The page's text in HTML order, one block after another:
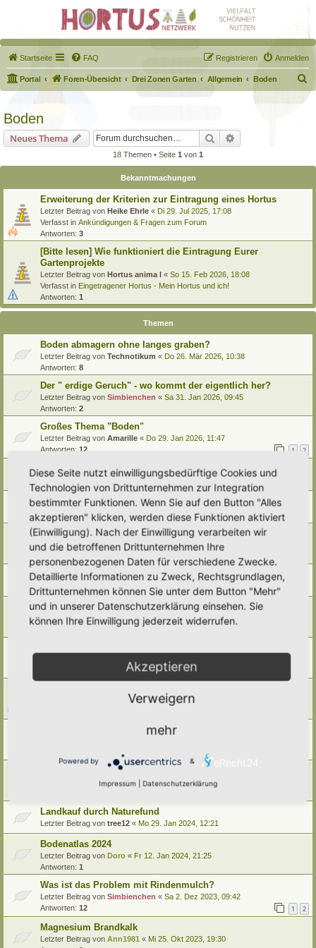
Startseite FAQ Anmelden
Registrieren
Portal Foren-Übersicht Drei Zonen Garten Allgemein Boden
u
Boden
Neues Thema Suche
18 Themen • Seite 1 von 1
Bekanntmachungen
Erweiterung der Kriterien zur Eintragung eines Hortus
Letzter Beitrag von Heike Ehrle « Di 29. Jul 2025, 17:08
Verfasst in Ankündigungen & Fragen zum Forum
Antworten: 3
[Bitte lesen] Wie funktioniert die Eintragung Eurer
Gartenprojekte
Letzter Beitrag von Hortus anima l « So 15. Feb 2026, 18:08
Verfasst in Eingetragener Hortus - Mein Hortus und ich!
Antworten: 1
Themen
Boden abmagern ohne langes graben?
Letzter Beitrag von Technotikum « Do 26. Mär 2026, 10:38
Antworten: 8
Der " erdige Geruch" - wo kommt der eigentlich her?
Letzter Beitrag von Simbienchen « Sa 31. Jan 2026, 09:45
Antworten: 2
Großes Thema "Boden"
Letzter Beitrag von Amarille « Do 29. Jan 2026, 11:47
Antworten: 12 1 2
Boden des Jahres 2026 - Der Archivboden
Mi 17. Dez 2025, 11:51
Boden"Aufbereitung mit Erlen
Letzter Beitrag von Somnia Mo 8. Dez 2025, 10:37
Bedrohung für unser heimisches Bodenökosystem
Letzter Beitrag vonfarbenfroh «Fr 31. Jan 2025, 21:13
Antworten:
Bodenarten/ Bodentypen/ Bodenbestimmung
Letzter Beitrag von Simbienchen« Di 28. Jan 2025, 13:23
Mit Moosen mulchen....?
Letzter Beitrag vonAnn1981 «Do 9. Jan 2025, 10:04
Fr 3. Jan 2025, 09:14
tree12«So 22. Dez 2024, 16:20
Letzter Beitrag vonSimbienchen«Do 15. Feb 2024, 12:43
Landkauf durch Naturefund
Letzter Beitrag von tree12 « Mo 29. Jan 2024, 12:21
Bodenatlas 2024
Letzter Beitrag von Doro « Fr 12. Jan 2024, 21:25
Antworten: 1
Was ist das Problem mit Rindenmulch?
Letzter Beitrag von Simbienchen « Sa 2. Dez 2023, 09:42
Antworten: 12 1 2
Magnesium Brandkalk
Letzter Beitrag von Ann1981 « Mi 25. Okt 2023, 19:30
Diese Seite nutzt einwilligungsbedürftige Cookies und
Technologien von Drittunternehmen zur Integration
bestimmter Funktionen. Wenn Sie auf den Button "Alles
akzeptieren" klicken, werden diese Funktionen aktiviert
(Einwilligung). Nach der Einwilligung verarbeiten wir
und die betroffenen Drittunternehmen Ihre
personenbezogenen Daten für verschiedene Zwecke.
Detaillierte Informationen zu Zweck, Rechtsgrundlagen,
Drittunternehmen können Sie unter dem Button "Mehr"
und in unserer Datenschutzerklärung einsehen. Sie
können Ihre Einwilligung jederzeit widerrufen.
Akzeptieren
Verweigern
mehr
Powered by &
Impressum Datenschutzerklärung